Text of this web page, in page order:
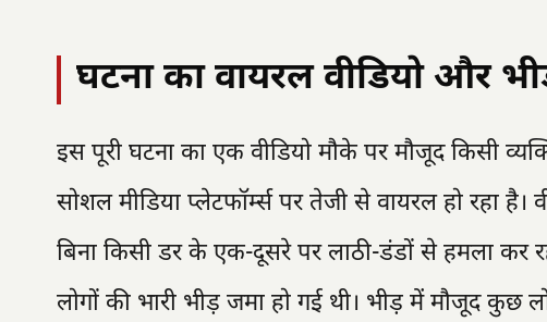
घटना का वायरल वीडियो और
इस पूरी घटना का एक वीडियो मौके पर मौजूद किसी
सोशल मीडिया प्लेटफॉर्म्स पर तेजी से वायरल हो रहा
बिना किसी डर के एक-दूसरे पर लाठी-डंडों से हमला
लोगों की भारी भीड़ जमा हो गई थी। भीड़ में मौजूद कुछ